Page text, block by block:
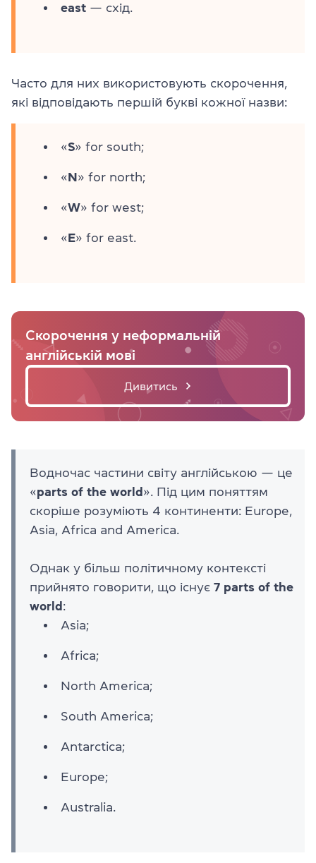
east — схід.
Часто для них використовують скорочення,
які відповідають першій букві кожної назви:
«S» for south;
«N» for north;
«W» for west;
«E» for east.
Скорочення у неформальній
англійській мові
Дивитись
Водночас частини світу англійською — це
«parts of the world ». Під цим поняттям
скоріше розуміють 4 континенти: Europe,
Asia, Africa and America.
Однак у більш політичному контексті
прийнято говорити, що існує 7 parts of the
world :
Asia;
Africa;
North America;
South America;
Antarctica;
Europe;
Australia.